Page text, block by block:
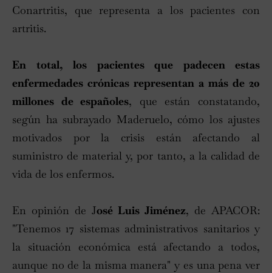
Conartritis, que representa a los pacientes con
artritis.
En total, los pacientes que padecen estas
enfermedades crónicas representan a más de 20
millones de españoles, que están constatando,
según ha subrayado Maderuelo, cómo los ajustes
motivados por la crisis están afectando al
suministro de material y, por tanto, a la calidad de
vida de los enfermos.
En opinión de José Luis Jiménez, de APACOR:
"Tenemos 17 sistemas administrativos sanitarios y
la situación económica está afectando a todos,
aunque no de la misma manera" y es una pena ver